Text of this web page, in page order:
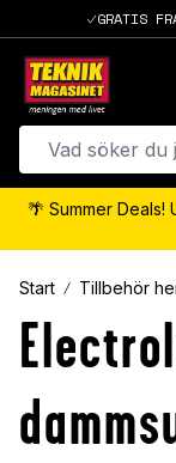
GRATIS
🌴 Summer Deals!
Start Tillbehör